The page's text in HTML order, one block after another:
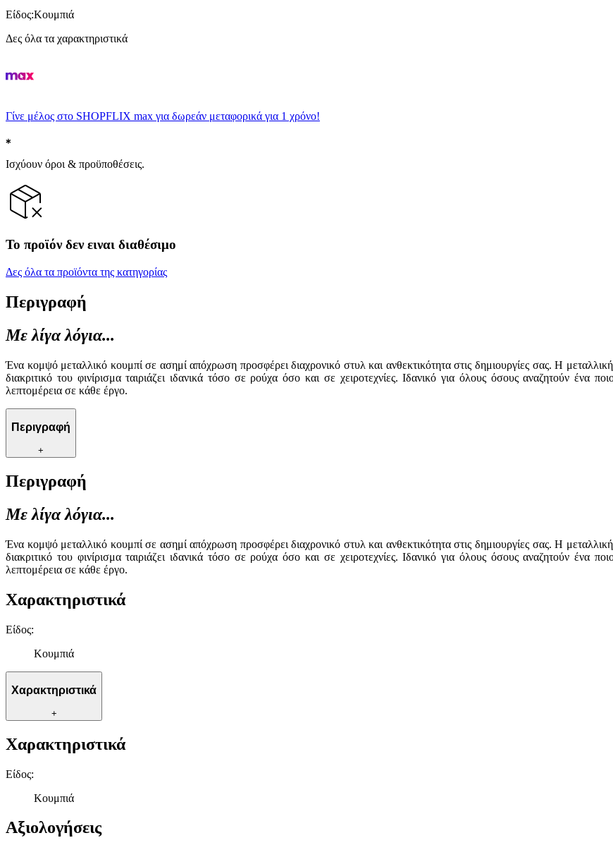
Είδος:Κουμπιά
Δες όλα τα χαρακτηριστικά
Γίνε μέλος στο SHOPFLIX max για δωρεάν μεταφορικά για 1 χρόνο!
Ισχύουν όροι & προϋποθέσεις.
Το προϊόν δεν ειναι διαθέσιμο
Δες όλα τα προϊόντα της κατηγορίας
Περιγραφή
Με λίγα λόγια...
Ένα κομψό μεταλλικό κουμπί σε ασημί απόχρωση προσφέρει διαχρονικό στυλ και ανθεκτικότητα στις δημιουργίες σας. Η
διακριτικό του φινίρισμα ταιριάζει ιδανικά τόσο σε ρούχα όσο και σε χειροτεχνίες. Ιδανικό για όλους όσους αναζητούν ένα
λεπτομέρεια σε κάθε έργο.
Περιγραφή
+
Περιγραφή
Με λίγα λόγια...
Ένα κομψό μεταλλικό κουμπί σε ασημί απόχρωση προσφέρει διαχρονικό στυλ και ανθεκτικότητα στις δημιουργίες σας. Η
διακριτικό του φινίρισμα ταιριάζει ιδανικά τόσο σε ρούχα όσο και σε χειροτεχνίες. Ιδανικό για όλους όσους αναζητούν ένα
λεπτομέρεια σε κάθε έργο.
Χαρακτηριστικά
Είδος:
Κουμπιά
Χαρακτηριστικά
+
Χαρακτηριστικά
Είδος:
Κουμπιά
Αξιολογήσεις